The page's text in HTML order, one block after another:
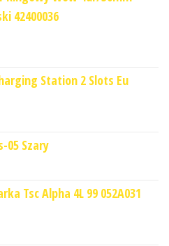
42400036
Station 2 Slots Eu
05 Szary
Tsc Alpha 4L 99 052A031